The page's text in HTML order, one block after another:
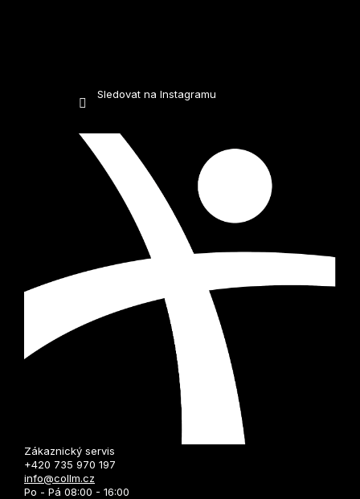
Sledovat na Instagramu
Zákaznický servis
+420 735 970 197
info@collm.cz
Po - Pá 08:00 - 16:00